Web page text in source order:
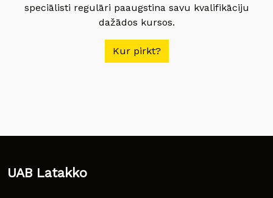
speciālisti regulāri paaugstina savu kvalifikāciju
dažādos kursos.
Kur pirkt?
UAB Latakko